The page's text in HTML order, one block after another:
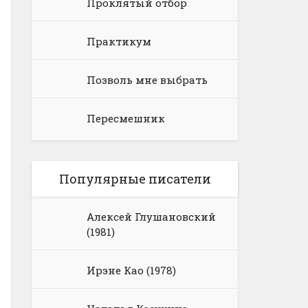
Проклятый отбор
Практикум
Позволь мне выбрать
Пересмешник
Популярные писатели
Алексей Глушановский
(1981)
Ирэне Као (1978)